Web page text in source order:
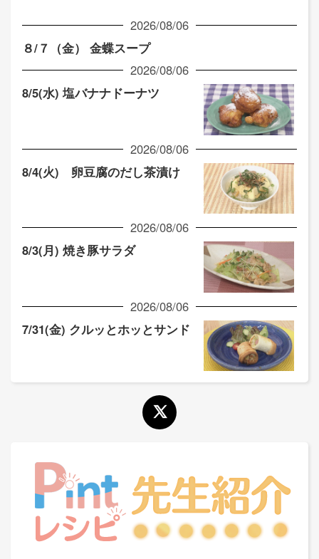
2026/08/06
８/７（金） 金蝶スープ
2026/08/06
8/5(水) 塩バナナドーナツ
2026/08/06
8/4(火) 卵豆腐のだし茶漬け
2026/08/06
8/3(月) 焼き豚サラダ
2026/08/06
7/31(金) クルッとホッとサンド